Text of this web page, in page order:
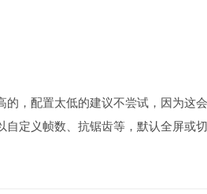
的，配置太低的建议不尝试，因为这
定义帧数、抗锯齿等，默认全屏或